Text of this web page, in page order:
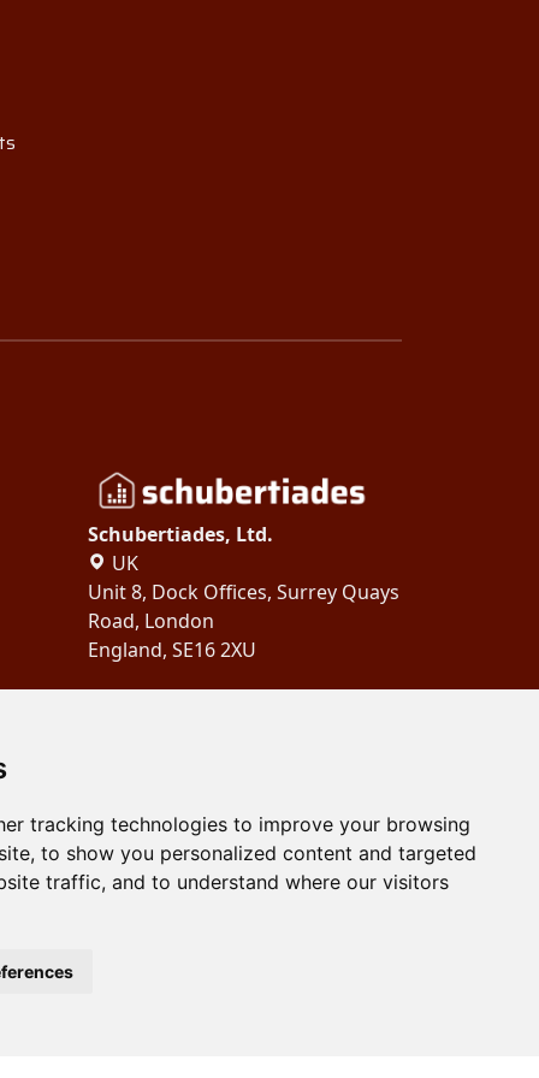
tracking technologies to improve your browsing
to show you personalized content and targeted
traffic, and to understand where our visitors
Schubertiades, Ltd.
UK
Unit 8, Dock Offices, Surrey Quays
Road, London
England, SE16 2XU